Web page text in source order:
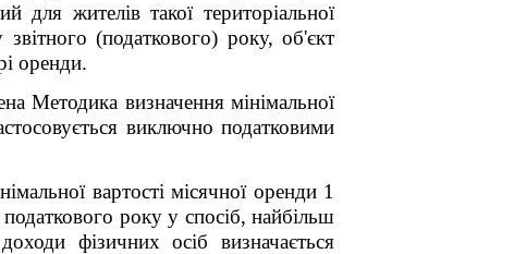
для жителів такої територіальної
(податкового) року, об'єкт
оренди.
Методика визначення мінімальної
виключно податковими
вартості місячної оренди 1
року у спосіб, найбільш
фізичних осіб визначається